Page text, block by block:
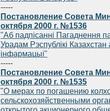
-----
Постановление Совета
октября 2000 г. №1536
"Аб падпiсаннi Пагаднення
Урадам Рэспублiкi Казахстан
iнфармацыi"
-----
Постановление Совета
октября 2000 г. №1535
"О мерах по погашению
сельскохозяйственными